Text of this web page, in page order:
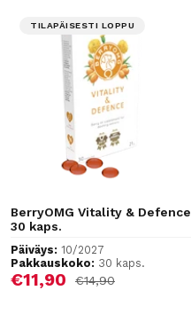
TILAPÄISESTI LOPPU
BerryOMG Vitality & Defence
30 kaps.
Päiväys: 10/2027
Pakkauskoko: 30 kaps.
Alennushinta
€11,90 Normaalihinta
€14,90